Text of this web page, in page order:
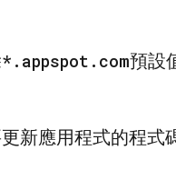
* . appspot . com預設
新應用程式的程式